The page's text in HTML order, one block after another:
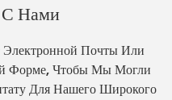
С Нами
Электронной Почты Или
Форме, Чтобы Мы Могли
Для Нашего Широкого